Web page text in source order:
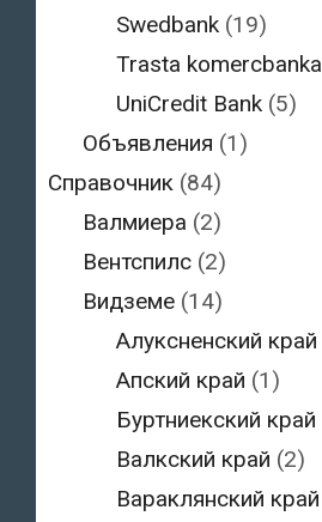
Swedbank (19)
Trasta komercbanka
UniCredit Bank (5)
Объявления (1)
Справочник (84)
Валмиера (2)
Вентспилс(2)
Видземе(14)
Алуксненский край
Апский край (1)
Буртниекский край
Валкский край (2)
Вараклянский край